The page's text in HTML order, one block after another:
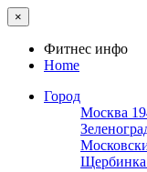
×
Фитнес инфо
Home
Город
Москва
Щербинка